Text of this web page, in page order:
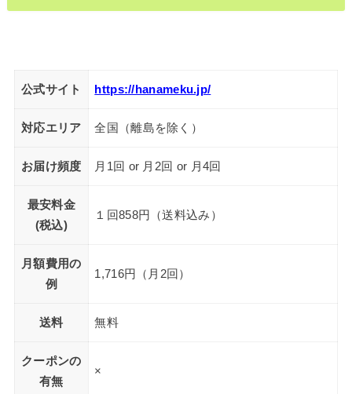
公式サイト https://hanameku.jp/
対応エリア 全国（離島を除く）
お届け頻度 月1回 or 月2回 or 月4回
最安料金
(税込)
１回858円（送料込み）
月額費用の
例
1,716円（月2回）
送料 無料
クーポンの
有無
×